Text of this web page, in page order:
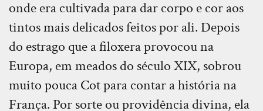
onde era cultivada para dar corpo e cor aos
tintos mais delicados feitos por ali. Depois
do estrago que a filoxera provocou na
Europa, em meados do século XIX, sobrou
muito pouca Cot para contar a história na
França. Por sorte ou providência divina, ela